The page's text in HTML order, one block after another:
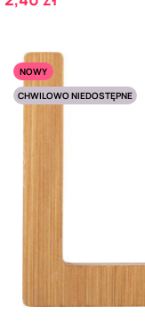
NOWY
CHWILOWO NIEDOSTĘPNE